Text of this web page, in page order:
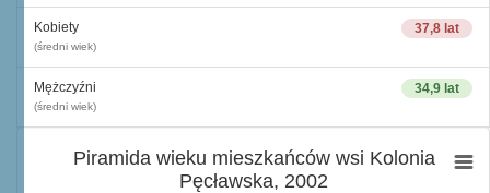
37,8 lat
Kobiety
(średni wiek)
34,9 lat
Mężczyźni
(średni wiek)
Piramida wieku mieszkańców wsi Kolonia
Pęcławska, 2002